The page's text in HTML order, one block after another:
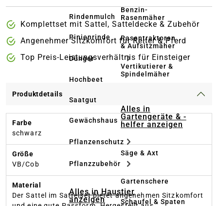
Rindenmulch
Pinienrinde
Dünger
Hochbeet
Saatgut
Gewächshaus
Pflanzenschutz
Pflanzzubehör
Alles in Haustier
anzeigen
Benzin-
Rasenmäher
Rasentraktoren
& Aufsitzmäher
Vertikutierer &
Spindelmäher
Alles in
Gartengeräte & -
helfer anzeigen
Säge & Axt
Gartenschere
Schaufel & Spaten
Komplettset mit Sattel, Satteldecke & Zubehör
Angenehmer Sitzkomfort für Reiter & Pferd
Top Preis-Leistungsverhältnis für Einsteiger
Produktdetails
Farbe
schwarz
Größe
VB/Cob
Material
Der Sattel im Sattelset bietet angenehmen Sitzkomfort